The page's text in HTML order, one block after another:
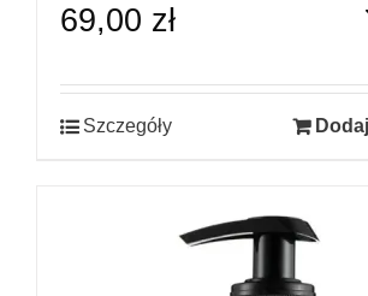
69,00 zł
Szczegóły